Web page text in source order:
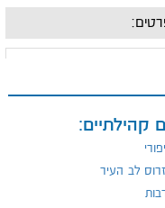
קהילתיים:
לב העיר